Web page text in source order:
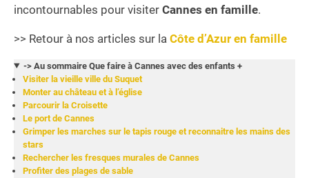
incontournables pour visiter Cannes en famille.
>> Retour à nos articles sur la Côte d’Azur en famille
-> Au sommaire Que faire à Cannes avec des enfants +
Visiter la vieille ville du Suquet
Monter au château et à l’église
Parcourir la Croisette
Le port de Cannes
Grimper les marches sur le tapis rouge et reconnaitre les mains des
stars
Rechercher les fresques murales de Cannes
Profiter des plages de sable